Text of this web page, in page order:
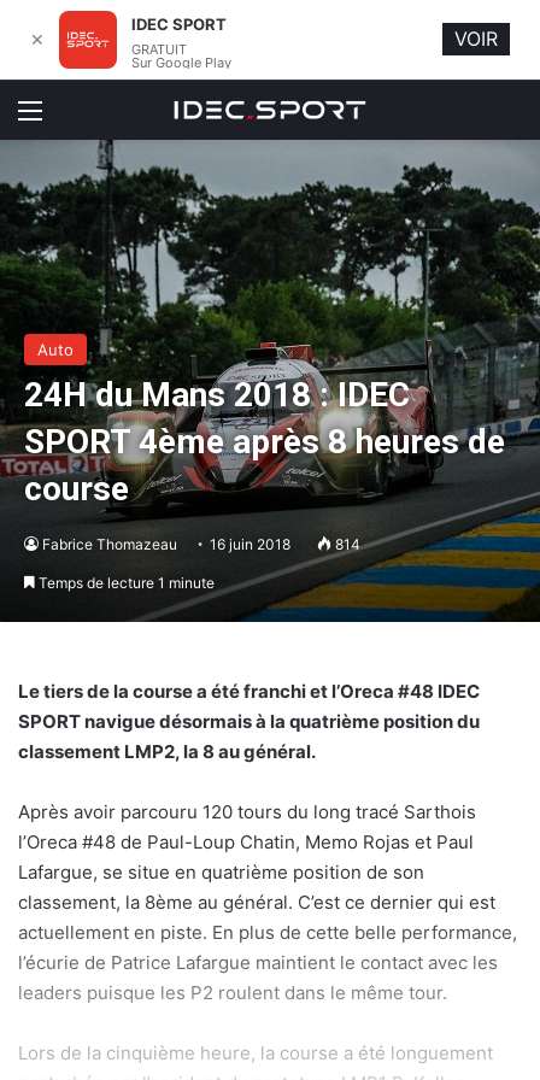
Menu
Auto
24H du Mans 2018 : IDEC
SPORT 4ème après 8 heures de
course
Fabrice Thomazeau 16 juin 2018 814
Temps de lecture 1 minute
Le tiers de la course a été franchi et l’Oreca #48 IDEC
SPORT navigue désormais à la quatrième position du
classement LMP2, la 8 au général.
Après avoir parcouru 120 tours du long tracé Sarthois
l’Oreca #48 de Paul-Loup Chatin, Memo Rojas et Paul
Lafargue, se situe en quatrième position de son
classement, la 8ème au général. C’est ce dernier qui est
actuellement en piste. En plus de cette belle performance,
l’écurie de Patrice Lafargue maintient le contact avec les
leaders puisque les P2 roulent dans le même tour.
Lors de la cinquième heure, la course a été longuement
✕
IDEC SPORT
GRATUIT
Sur Google Play
VOIR